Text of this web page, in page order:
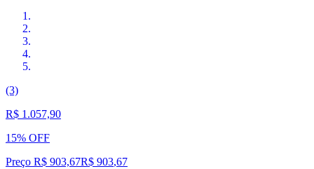
(3)
R$ 1.057,90
15% OFF
Preço R$ 903,67R$ 903,67